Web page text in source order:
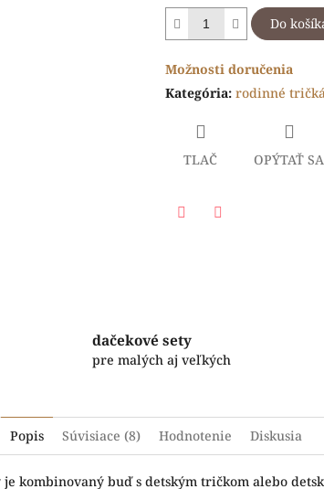
Do
Možnosti doručenia
Kategória: rodinné
TLAČ OPÝTAŤ SA
dačekové sety
pre malých aj veľkých
Popis Súvisiace (8) Hodnotenie Diskusia
kombinovaný buď s detským tričkom alebo